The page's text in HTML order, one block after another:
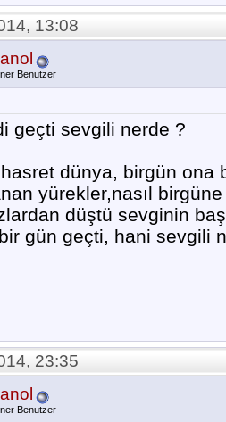
13:08
Benutzer
geçti sevgili nerde ?
dünya, birgün ona
yürekler,nasıl
düştü sevginin
gün geçti, hani sevgili
23:35
Benutzer